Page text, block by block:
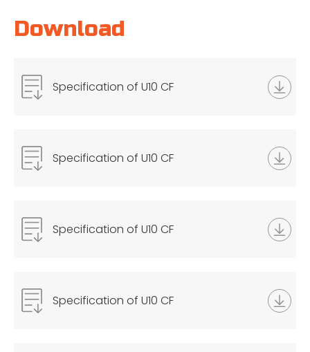
Download
Specification of U10 CF
Specification of U10 CF
Specification of U10 CF
Specification of U10 CF